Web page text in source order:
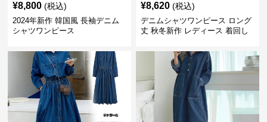
¥8,800 (税込)
2024年新作 韓国風 長袖デニム
シャツワンピース
¥8,620 (税込)
デニムシャツワンピース ロング
丈 秋冬新作 レディース 着回し